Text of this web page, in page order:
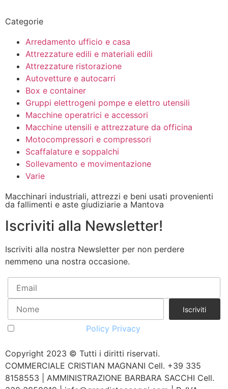
Categorie
Arredamento ufficio e casa
Attrezzature edili e materiali edili
Attrezzature ristorazione
Autovetture e autocarri
Box e container
Gruppi elettrogeni pompe e elettro utensili
Macchine operatrici e accessori
Macchine utensili e attrezzature da officina
Motocompressori e compressori
Scaffalature e soppalchi
Sollevamento e movimentazione
Varie
Macchinari industriali, attrezzi e beni usati provenienti
da fallimenti e aste giudiziarie a Mantova
Iscriviti alla Newsletter!
Iscriviti alla nostra Newsletter per non perdere
nemmeno una nostra occasione.
Policy Privacy
Copyright 2023 © Tutti i diritti riservati.
COMMERCIALE CRISTIAN MAGNANI Cell. +39 335
8158553 | AMMINISTRAZIONE BARBARA SACCHI Cell.